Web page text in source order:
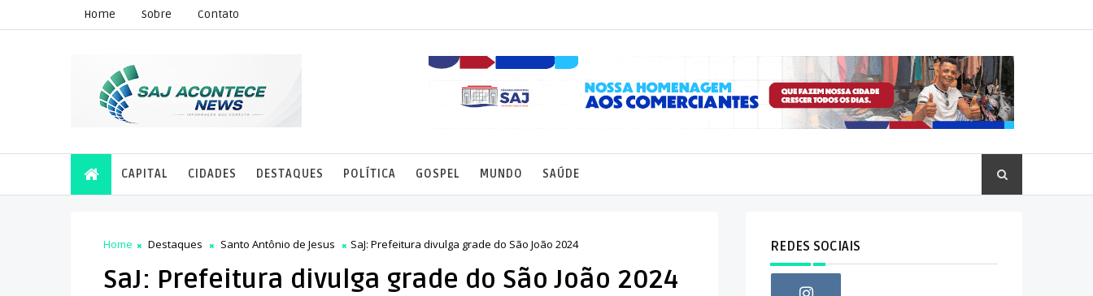
Home Sobre Contato
CAPITAL CIDADES DESTAQUES POLÍTICA GOSPEL MUNDO SAÚDE
Home Destaques Santo Antônio de Jesus SaJ: Prefeitura divulga grade do São João 2024
SaJ: Prefeitura divulga grade do São João 2024
REDES SOCIAIS